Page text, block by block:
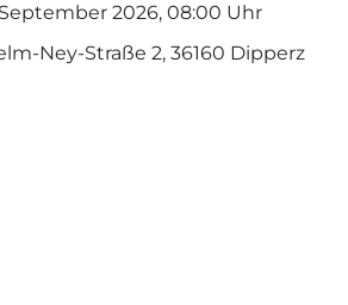
2026, 08:00 Uhr
Ney-Straße 2, 36160 Dipperz